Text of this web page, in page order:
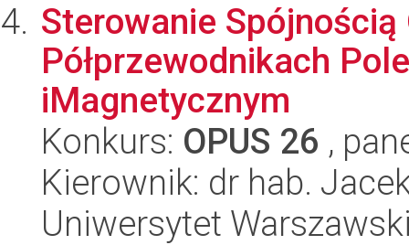
Sterowanie
Półprzewodnikach
iMagnetycznym
Konkurs: OPUS 26 ,
Kierownik: dr hab.
Uniwersytet